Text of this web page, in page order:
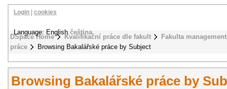
DSpace Home Kvalifikační práce dle fakult
Fakulta
práce
Browsing Bakalářské práce by Subject
Login cookies
Language: Englishčeština
Browsing Bakalářské práce by